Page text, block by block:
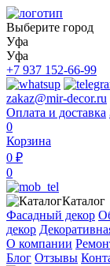
Выберите город
Уфа
Уфа
+7 937 152-66-99
zakaz@mir-decor.ru
Оплата и доставка
0
Корзина
0 ₽
0
Каталог
Фасадный декор
декор
О компании
Блог Отзывы